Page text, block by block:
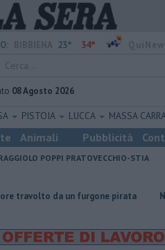
23° 34°
08 Agosto 2026
PISTOIA LUCCA MASSA
Animali Pubblicità
POPPI PRATOVECCHIO-STIA
furgone pirata Nascosta in un